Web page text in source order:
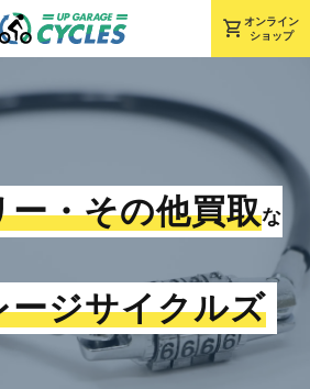
shopping_cart オンライン
ショップ
ー・その他買取な
ージサイクルズ